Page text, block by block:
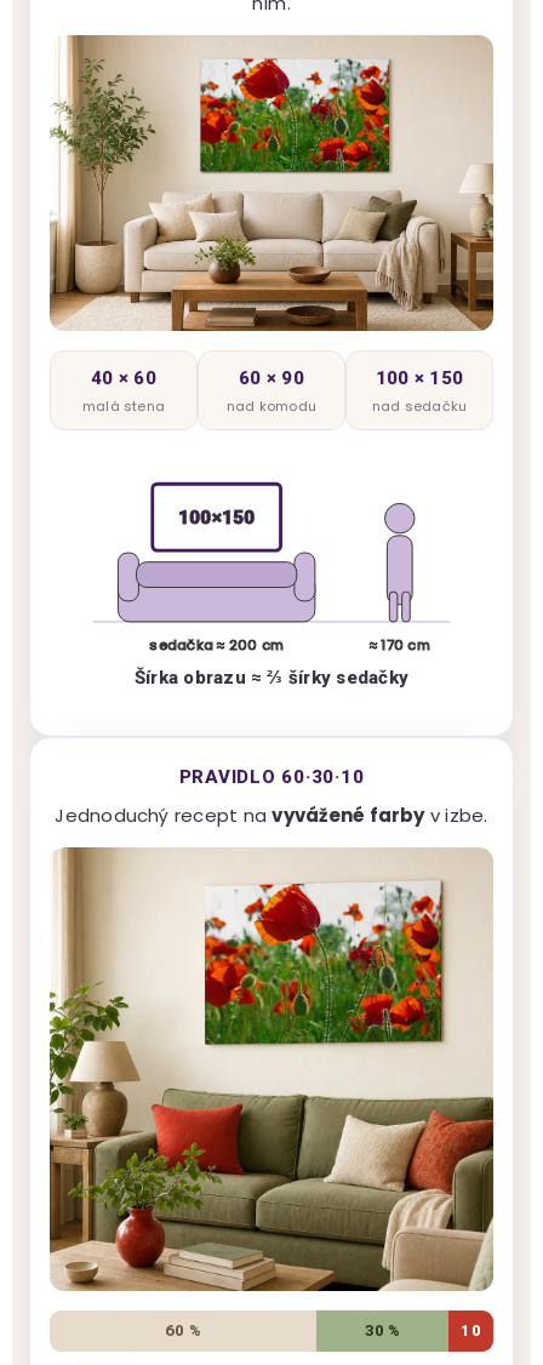
40 × 60
malá stena
60 × 90
nad komodu
100 × 150
nad sedačku
100×150
sedačka ≈ 200 cm ≈ 170 cm
Šírka obrazu ≈ ⅔ šírky sedačky
PRAVIDLO 60·30·10
Jednoduchý recept navyvážené farbyv izbe.
60 % 30 % 10